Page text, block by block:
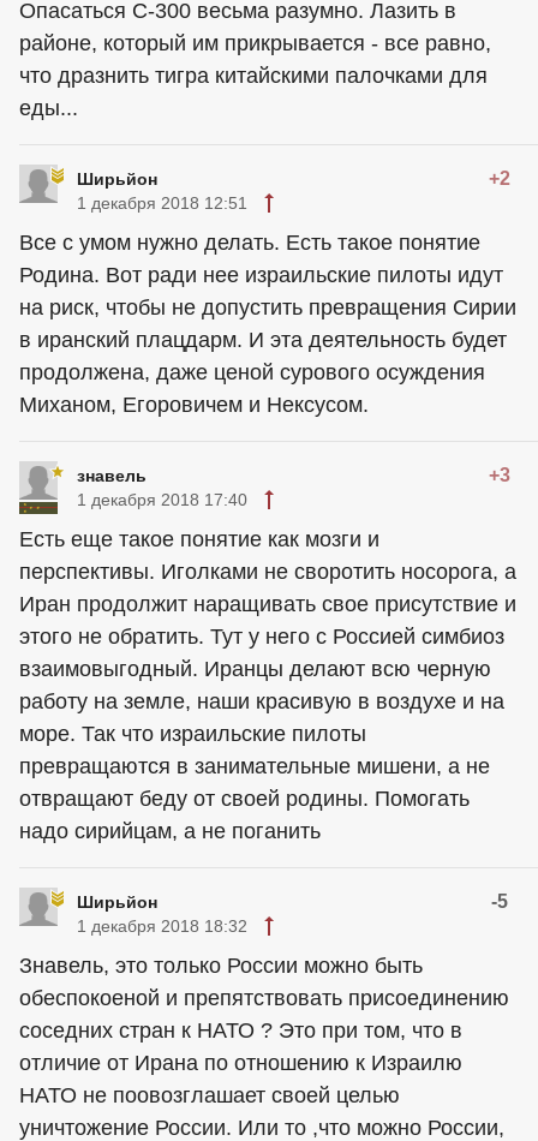
Опасаться С-300 весьма разумно. Лазить в
районе, который им прикрывается - все равно,
что дразнить тигра китайскими палочками для
еды...
Ширьйон +2
1 декабря 2018 12:51
Все с умом нужно делать. Есть такое понятие
Родина. Вот ради нее израильские пилоты идут
на риск, чтобы не допустить превращения Сирии
в иранский плацдарм. И эта деятельность будет
продолжена, даже ценой сурового осуждения
Миханом, Егоровичем и Нексусом.
знавель +3
1 декабря 2018 17:40
Есть еще такое понятие как мозги и
перспективы. Иголками не своротить носорога, а
Иран продолжит наращивать свое присутствие и
этого не обратить. Тут у него с Россией симбиоз
взаимовыгодный. Иранцы делают всю черную
работу на земле, наши красивую в воздухе и на
море. Так что израильские пилоты
превращаются в занимательные мишени, а не
отвращают беду от своей родины. Помогать
надо сирийцам, а не поганить
Ширьйон -5
1 декабря 2018 18:32
Знавель, это только России можно быть
обеспокоеной и препятствовать присоединению
соседних стран к НАТО ? Это при том, что в
отличие от Ирана по отношению к Израилю
НАТО не поовозглашает своей целью
уничтожение России. Или то ,что можно России,